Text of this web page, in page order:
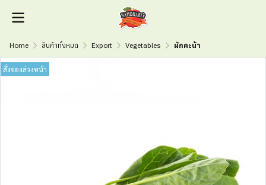
Home สินค้าทั้งหมด Export Vegetables ผักคะน้า
สั่งจองล่วงหน้า